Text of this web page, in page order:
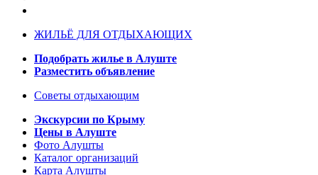
ЖИЛЬЁ ДЛЯ ОТДЫХАЮЩИХ
Подобрать жилье в Алуште
Разместить объявление
Советы отдыхающим
Экскурсии по Крыму
Цены в Алуште
Фото Алушты
Каталог организаций
Карта Алушты